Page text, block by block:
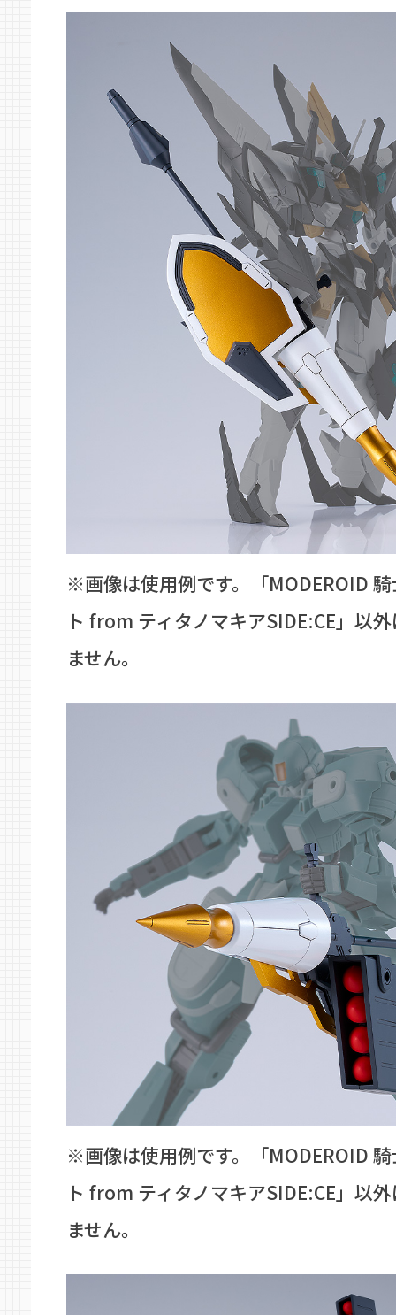
※画像は使用例です。「MODEROID
ト from ティタノマキアSIDE:CE」以
ません。
※画像は使用例です。「MODEROID
ト from ティタノマキアSIDE:CE」以
ません。